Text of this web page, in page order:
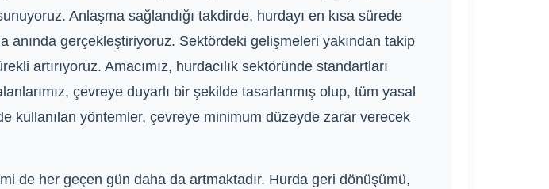
Anlaşma sağlandığı takdirde, hurdayı en kısa sürede
gerçekleştiriyoruz. Sektördeki gelişmeleri yakından takip
artırıyoruz. Amacımız, hurdacılık sektöründe standartları
çevreye duyarlı bir şekilde tasarlanmış olup, tüm yasal
kullanılan yöntemler, çevreye minimum düzeyde zarar verecek
de her geçen gün daha da artmaktadır. Hurda geri dönüşümü,